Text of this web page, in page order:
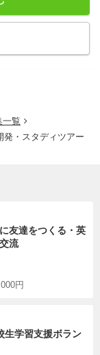
一覧
発・スタディツアー
友達をつくる・英
流
円
生学習支援ボラン